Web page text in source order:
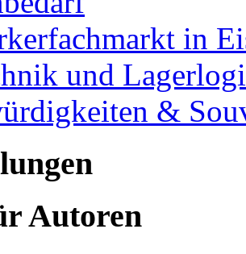
in
und
&
Autoren